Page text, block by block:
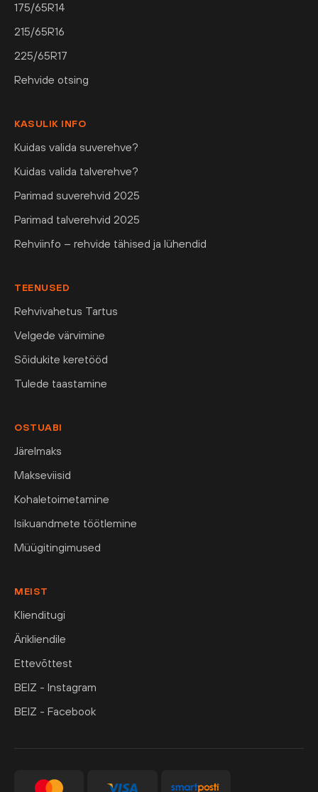
175/65R14
215/65R16
225/65R17
Rehvide otsing
KASULIK INFO
Kuidas valida suverehve?
Kuidas valida talverehve?
Parimad suverehvid 2025
Parimad talverehvid 2025
Rehviinfo – rehvide tähised ja lühendid
TEENUSED
Rehvivahetus Tartus
Velgede värvimine
Sõidukite keretööd
Tulede taastamine
OSTUABI
Järelmaks
Makseviisid
Kohaletoimetamine
Isikuandmete töötlemine
Müügitingimused
MEIST
Klienditugi
Ärikliendile
Ettevõttest
BEIZ - Instagram
BEIZ - Facebook